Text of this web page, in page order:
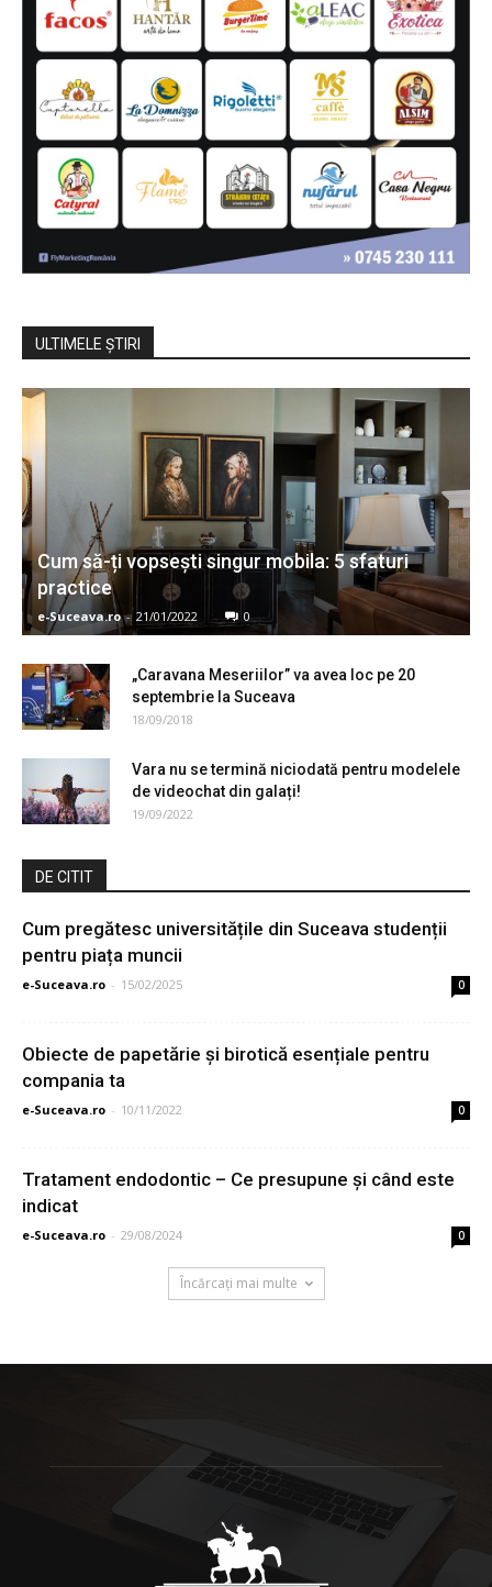
ULTIMELE ŞTIRI
Cum să-ți vopsești singur mobila: 5 sfaturi
practice
e-Suceava.ro - 21/01/2022 0
„Caravana Meseriilor” va avea loc pe 20
septembrie la Suceava
18/09/2018
Vara nu se termină niciodată pentru modelele
de videochat din galați!
19/09/2022
DE CITIT
Cum pregătesc universitățile din Suceava studenții
pentru piața muncii
e-Suceava.ro - 15/02/2025 0
Obiecte de papetărie și birotică esențiale pentru
compania ta
e-Suceava.ro - 10/11/2022 0
Tratament endodontic – Ce presupune și când este
indicat
e-Suceava.ro - 29/08/2024 0
Încărcați mai multe